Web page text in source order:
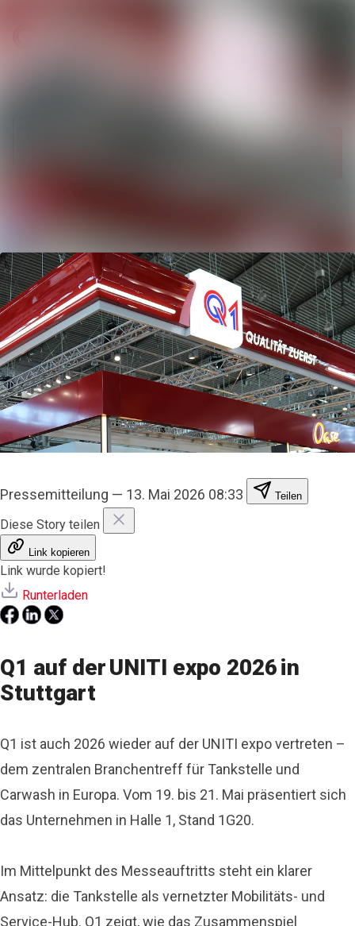
Pressemitteilung — 13. Mai 2026 08:33 Teilen
Diese Story teilen
Link kopieren
Link wurde kopiert!
Runterladen
Q1 auf der UNITI expo 2026 in
Stuttgart
Q1 ist auch 2026 wieder auf der UNITI expo vertreten –
dem zentralen Branchentreff für Tankstelle und
Carwash in Europa. Vom 19. bis 21. Mai präsentiert sich
das Unternehmen in Halle 1, Stand 1G20.
Im Mittelpunkt des Messeauftritts steht ein klarer
Ansatz: die Tankstelle als vernetzter Mobilitäts- und
Service-Hub. Q1 zeigt, wie das Zusammenspiel